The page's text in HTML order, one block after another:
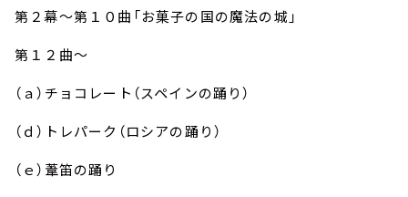
第２幕～第１０曲「お菓子の国の魔法の城」
第１２曲～
（ａ）チョコレート（スペインの踊り）
（ｄ）トレパーク（ロシアの踊り）
（ｅ）葦笛の踊り